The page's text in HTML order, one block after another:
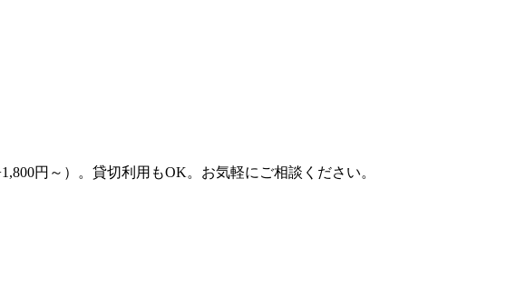
円～）。貸切利用もOK。お気軽にご相談ください。